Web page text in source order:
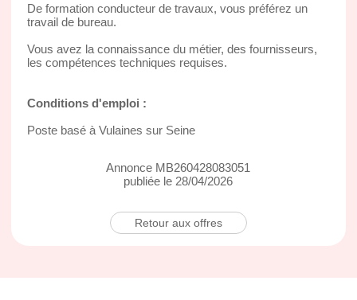
De formation conducteur de travaux, vous préférez un
travail de bureau.
Vous avez la connaissance du métier, des fournisseurs,
les compétences techniques requises.
Conditions d'emploi :
Poste basé à Vulaines sur Seine
Annonce MB260428083051
publiée le 28/04/2026
Retour aux offres